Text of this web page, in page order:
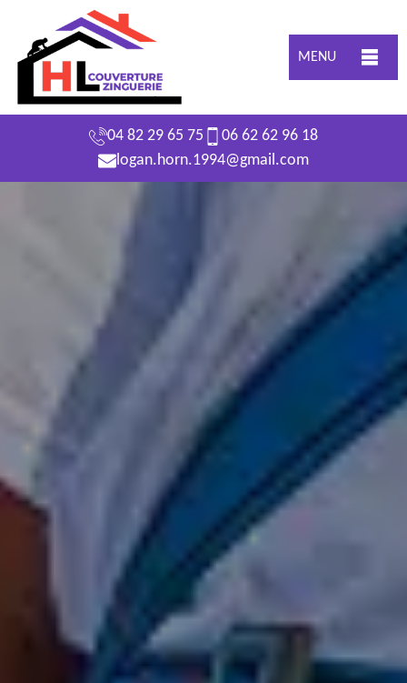
MENU
04 82 29 65 75
06 62 62 96 18
logan.horn.1994@gmail.com